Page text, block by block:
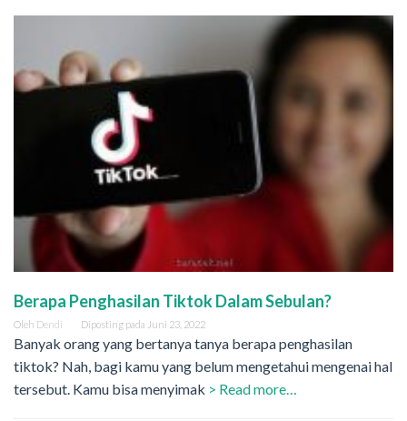
Berapa Penghasilan Tiktok Dalam Sebulan?
Oleh Dendi Diposting pada Juni 23, 2022
Banyak orang yang bertanya tanya berapa penghasilan
tiktok? Nah, bagi kamu yang belum mengetahui mengenai hal
tersebut. Kamu bisa menyimak > Read more…